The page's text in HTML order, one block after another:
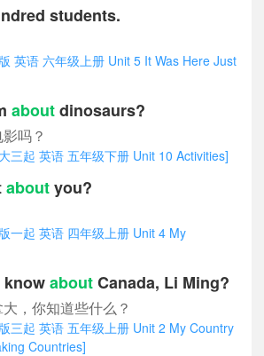
students.
英语 六年级上册 Unit 5 It Was Here Just
aboutdinosaurs?
吗？
三起 英语 五年级下册 Unit 10 Activities]
aboutyou?
一起 英语 四年级上册 Unit 4 My
knowaboutCanada, Li Ming?
，你知道些什么？
三起 英语 五年级上册 Unit 2 My Country
Countries]